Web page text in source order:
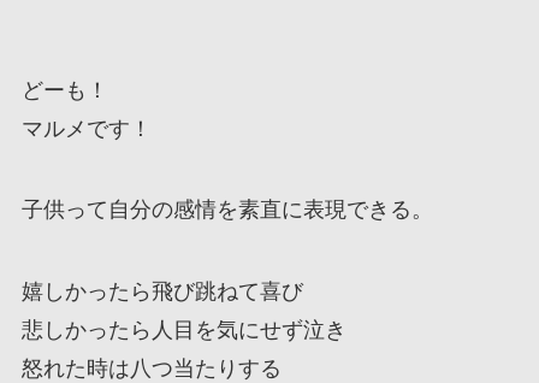
どーも！
マルメです！
子供って自分の感情を素直に表現できる。
嬉しかったら飛び跳ねて喜び
悲しかったら人目を気にせず泣き
怒れた時は八つ当たりする